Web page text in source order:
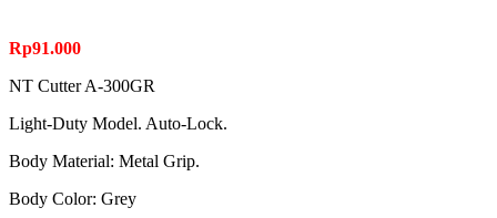
Rp91.000
NT Cutter A-300GR
Light-Duty Model. Auto-Lock.
Body Material: Metal Grip.
Body Color: Grey